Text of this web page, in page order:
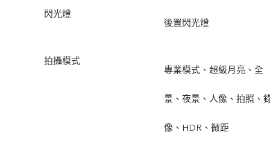
閃光燈
後置閃光燈
拍攝模式
專業模式、超級月亮、全
景、夜景、人像、拍照、
像、HDR、微距